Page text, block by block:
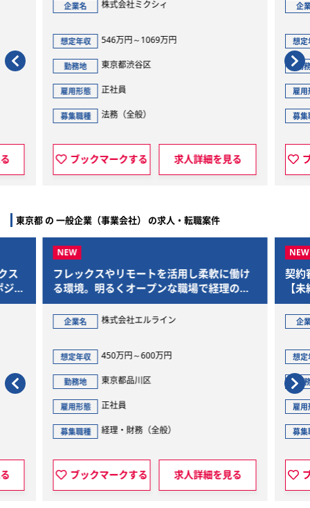
区
求人詳細を見る
企業名
想定年収
経理・財務（経理業務全般）
ブックマークする 求人詳
東京都 の 一般企業（事業会社） の求人・転職案件
スやリモートを活用し柔軟に働け
明るくオープンな職場で経理の経
に発揮しませんか
株式会社エルライン
450万円～600万円
東京都品川区
経理・財務（全般）
クマークする 求人詳細を見る
契約審査だけでは満足
【未経験領域への挑
業／個人情報／AI領域
450万円～750
東京都港区
法務（全般）
ブックマークする